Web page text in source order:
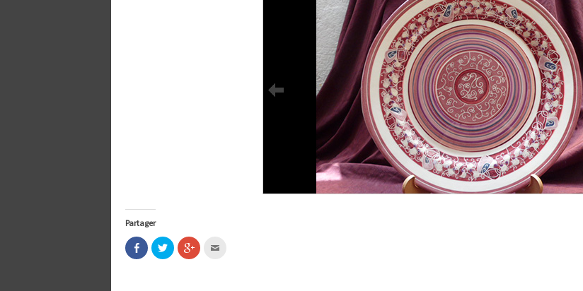
Partager